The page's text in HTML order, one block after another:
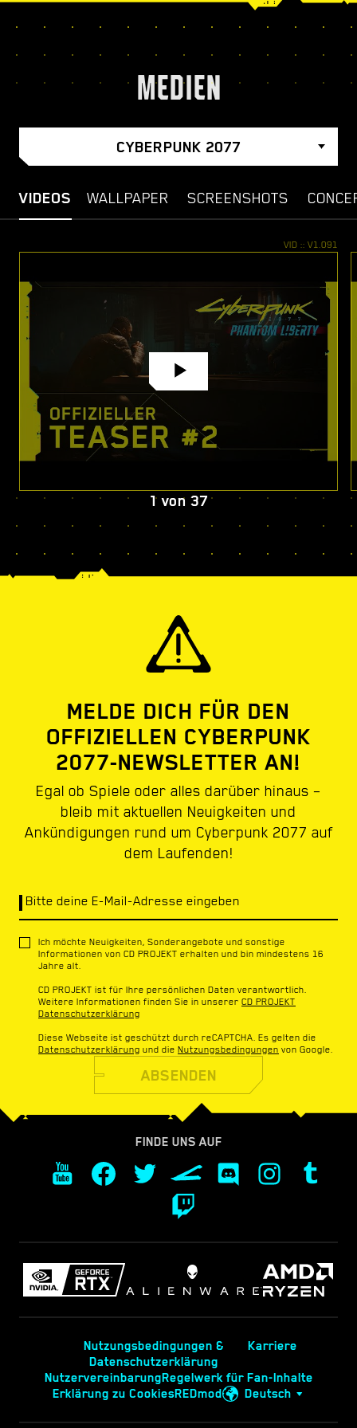
MEDIEN
CYBERPUNK 2077
VIDEOS WALLPAPER SCREENSHOTS
1 von 37
MELDE DICH FÜR DEN
OFFIZIELLEN CYBERPUNK
2077-NEWSLETTER AN!
Egal ob Spiele oder alles darüber hinaus –
bleib mit aktuellen Neuigkeiten und
Ankündigungen rund um Cyberpunk 2077 auf
dem Laufenden!
Bitte deine E-Mail-Adresse eingeben
Ich möchte Neuigkeiten, Sonderangebote und sonstige
Informationen von CD PROJEKT erhalten und bin mindestens 16
Jahre alt.
CD PROJEKT ist für Ihre persönlichen Daten verantwortlich.
Weitere Informationen finden Sie in unserer CD PROJEKT
Datenschutzerklärung
Diese Webseite ist geschützt durch reCAPTCHA. Es gelten die
Datenschutzerklärung und die Nutzungsbedingungen von Google.
ABSENDEN
FINDE UNS AUF
Nutzungsbedingungen &
Datenschutzerklärung
Karriere
NutzervereinbarungRegelwerk für Fan-Inhalte
Erklärung zu CookiesREDmod Deutsch